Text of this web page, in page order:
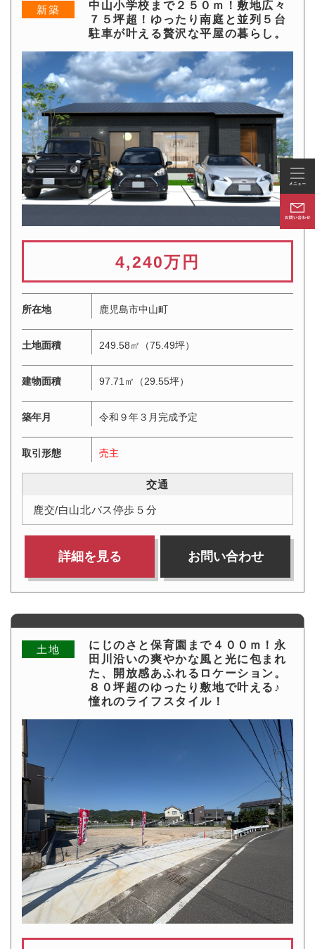
新築
中山小学校まで２５０ｍ！敷地広々
７５坪超！ゆったり南庭と並列５台
駐車が叶える贅沢な平屋の暮らし。
4,240万円
所在地 鹿児島市中山町
土地面積 249.58㎡（75.49坪）
建物面積 97.71㎡（29.55坪）
築年月 令和９年３月完成予定
取引形態 売主
交通
鹿交/白山北バス停歩５分
詳細を見る お問い合わせ
土地
にじのさと保育園まで４００ｍ！永
田川沿いの爽やかな風と光に包まれ
た、開放感あふれるロケーション。
８０坪超のゆったり敷地で叶える♪
憧れのライフスタイル！